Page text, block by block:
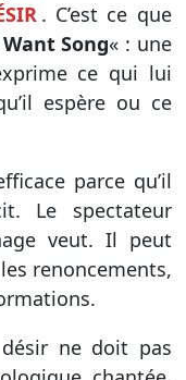
. C’est ce que
Song« : une
ce qui lui
espère ou ce
parce qu’il
Le spectateur
veut. Il peut
renoncements,
ne doit pas